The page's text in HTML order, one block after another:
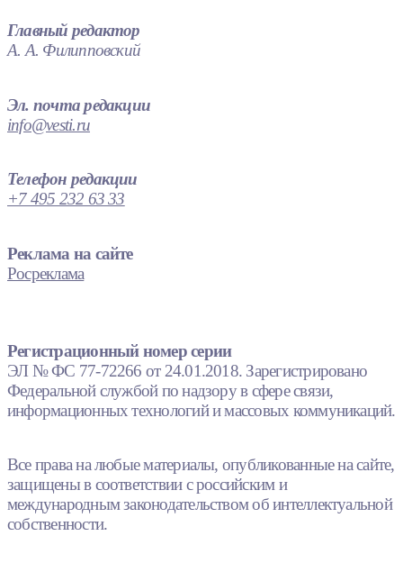
Главный редактор
А. А. Филипповский
Эл. почта редакции
info@vesti.ru
Телефон редакции
+7 495 232 63 33
Реклама на сайте
Росреклама
Регистрационный номер серии
ЭЛ № ФС 77-72266 от 24.01.2018. Зарегистрировано
Федеральной службой по надзору в сфере связи,
информационных технологий и массовых коммуникаций.
Все права на любые материалы, опубликованные на сайте,
защищены в соответствии с российским и
международным законодательством об интеллектуальной
собственности.